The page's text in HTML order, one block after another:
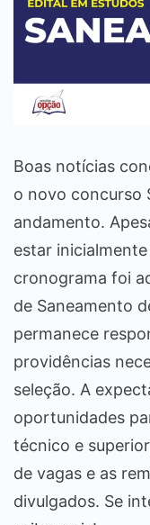
Boas notícias
o novo concurso
andamento.
estar
cronograma foi
de Saneamento
permanece
providências
seleção. A
oportunidades
técnico e
de vagas e as
divulgados. Se